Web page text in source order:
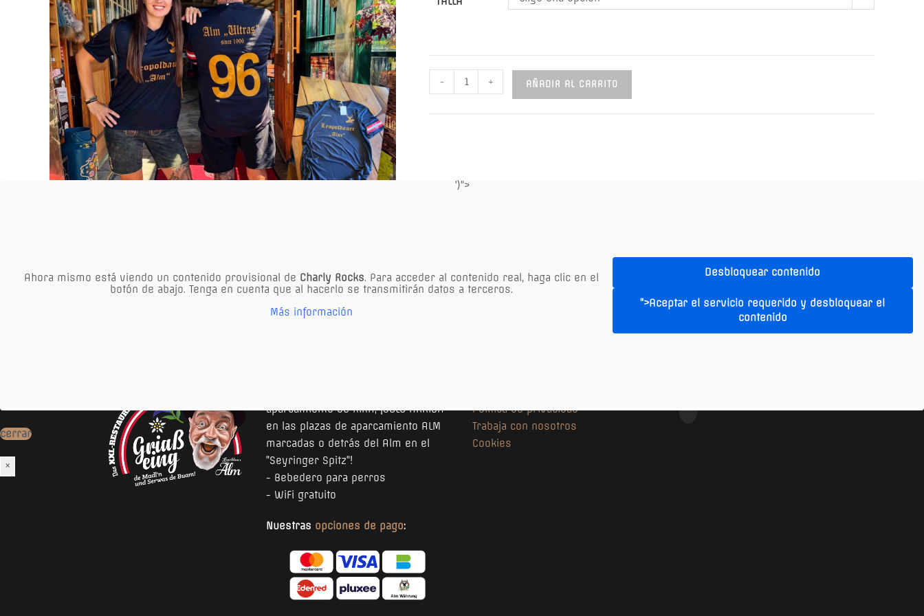
Camiseta
de
Leopoldauer
- + AÑADIR AL CARRITO
aparcamiento de KIKA, ¡SOLO ARRIBA
en las plazas de aparcamiento ALM
marcadas o detrás del Alm en el
"Seyringer Spitz"!
- Bebedero para perros
- WiFi gratuito
Nuestras opciones de pago:
Política de privacidad
Trabaja con nosotros
Cookies
')">
Ahora mismo está viendo un contenido provisional de Charly Rocks. Para acceder al contenido real, haga clic en el
botón de abajo. Tenga en cuenta que al hacerlo se transmitirán datos a terceros.
Más información
Desbloquear contenido
">Aceptar el servicio requerido y desbloquear el
contenido
cerrar
×